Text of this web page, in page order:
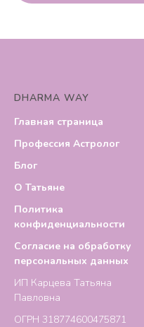
DHARMA WAY
Главная страница
Профессия Астролог
Блог
О Татьяне
Политика
конфиденциальности
Согласие на обработку
персональных данных
ИП Карцева Татьяна
Павловна
ОГРН 318774600475871